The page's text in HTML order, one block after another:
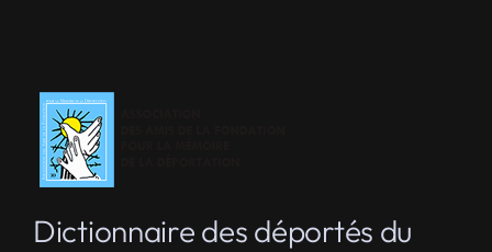
Dictionnaire des déportés du